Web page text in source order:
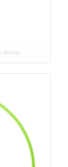
détails